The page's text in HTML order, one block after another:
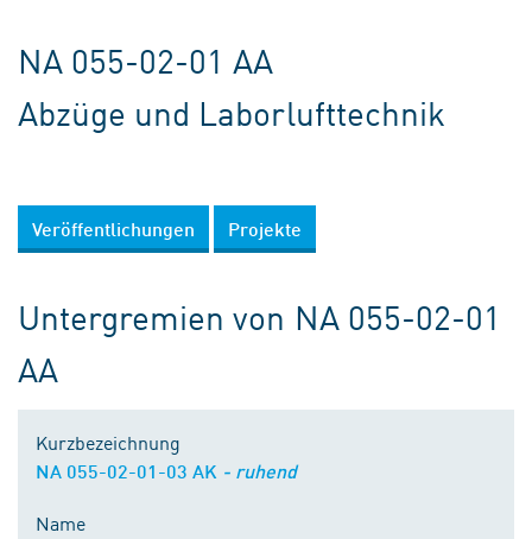
NA 055-02-01 AA
Abzüge und Laborlufttechnik
Veröffentlichungen Projekte
Untergremien von NA 055-02-01
AA
Kurzbezeichnung
NA 055-02-01-03 AK - ruhend
Name